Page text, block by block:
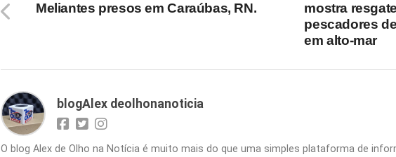
mostra
pescadores
em alto-mar
Meliantes presos em Caraúbas, RN.
blogAlex deolhonanoticia
O blog Alex de Olho na Notícia é muito mais do que uma simples plataforma de